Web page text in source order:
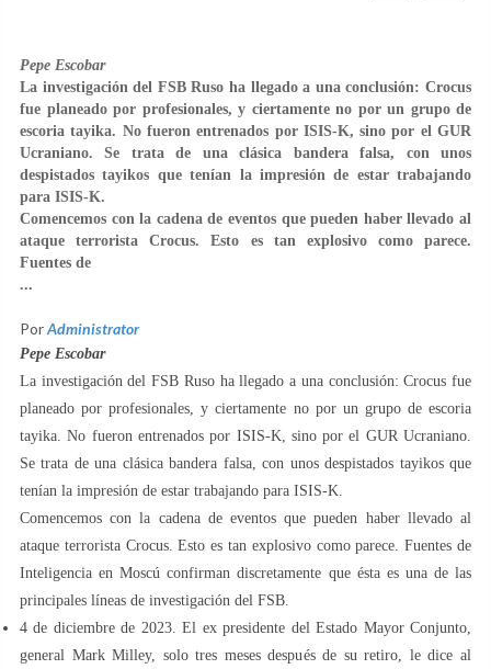
Pepe Escobar
La investigación del FSB Ruso ha llegado a una conclusión: Crocus
fue planeado por profesionales, y ciertamente no por un grupo de
escoria tayika. No fueron entrenados por ISIS-K, sino por el GUR
Ucraniano. Se trata de una clásica bandera falsa, con unos
despistados tayikos que tenían la impresión de estar trabajando
para ISIS-K.
Comencemos con la cadena de eventos que pueden haber llevado al
ataque terrorista Crocus. Esto es tan explosivo como parece.
Fuentes de
...
PorAdministrator
Pepe Escobar
La investigación del FSB Ruso ha llegado a una conclusión: Crocus fue
planeado por profesionales, y ciertamente no por un grupo de escoria
tayika. No fueron entrenados por ISIS-K, sino por el GUR Ucraniano.
Se trata de una clásica bandera falsa, con unos despistados tayikos que
tenían la impresión de estar trabajando para ISIS-K.
Comencemos con la cadena de eventos que pueden haber llevado al
ataque terrorista Crocus. Esto es tan explosivo como parece. Fuentes de
Inteligencia en Moscú confirman discretamente que ésta es una de las
principales líneas de investigación del FSB.
4 de diciembre de 2023. El ex presidente del Estado Mayor Conjunto,
general Mark Milley, solo tres meses después de su retiro, le dice al